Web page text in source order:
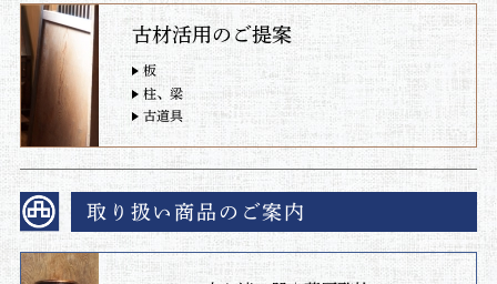
古材活用のご提案
板
柱、梁
古道具
取り扱い商品のご案内